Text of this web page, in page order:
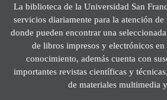
La biblioteca de la Universidad San
servicios diariamente para la atención de
donde pueden encontrar una
de libros impresos y electrónicos en
conocimiento, además cuenta con
importantes revistas científicas y
de materiales multimedia